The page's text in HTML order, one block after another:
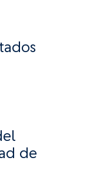
de